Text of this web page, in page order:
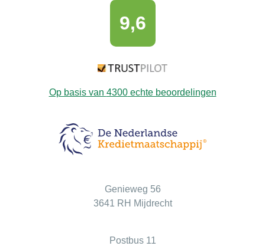
9,6
Op basis van 4300echte beoordelingen
Genieweg 56
3641 RH Mijdrecht
Postbus 11